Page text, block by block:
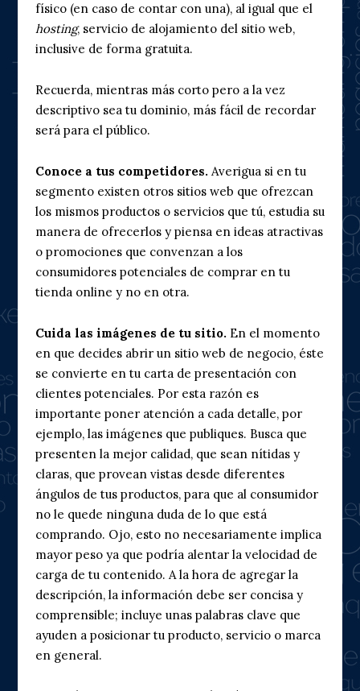
físico (en caso de contar con una), al igual que el
hosting, servicio de alojamiento del sitio web,
inclusive de forma gratuita.
Recuerda, mientras más corto pero a la vez
descriptivo sea tu dominio, más fácil de recordar
será para el público.
Conoce a tus competidores. Averigua si en tu
segmento existen otros sitios web que ofrezcan
los mismos productos o servicios que tú, estudia su
manera de ofrecerlos y piensa en ideas atractivas
o promociones que convenzan a los
consumidores potenciales de comprar en tu
tienda online y no en otra.
Cuida las imágenes de tu sitio. En el momento
en que decides abrir un sitio web de negocio, éste
se convierte en tu carta de presentación con
clientes potenciales. Por esta razón es
importante poner atención a cada detalle, por
ejemplo, las imágenes que publiques. Busca que
presenten la mejor calidad, que sean nítidas y
claras, que provean vistas desde diferentes
ángulos de tus productos, para que al consumidor
no le quede ninguna duda de lo que está
comprando. Ojo, esto no necesariamente implica
mayor peso ya que podría alentar la velocidad de
carga de tu contenido. A la hora de agregar la
descripción, la información debe ser concisa y
comprensible; incluye unas palabras clave que
ayuden a posicionar tu producto, servicio o marca
en general.